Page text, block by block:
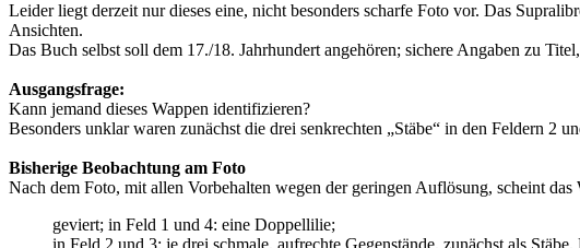
Leider liegt derzeit nur dieses eine, nicht besonders scharfe Foto vor. Das
Ansichten.
Das Buch selbst soll dem 17./18. Jahrhundert angehören; sichere Angaben zu
Ausgangsfrage:
Kann jemand dieses Wappen identifizieren?
Besonders unklar waren zunächst die drei senkrechten „Stäbe“ in den Feldern 2
Bisherige Beobachtung am Foto
Nach dem Foto, mit allen Vorbehalten wegen der geringen Auflösung, scheint
geviert; in Feld 1 und 4: eine Doppellilie;